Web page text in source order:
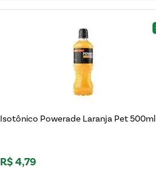
Isotônico Powerade Laranja Pet 500ml
R$4,79